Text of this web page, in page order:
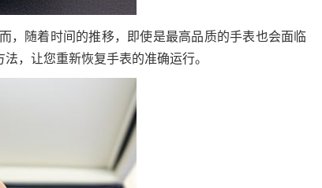
，随着时间的推移，即使是最高品质的手表也会面临
，让您重新恢复手表的准确运行。